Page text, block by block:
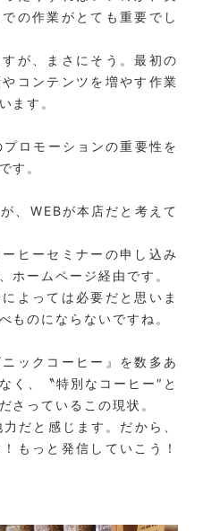
の作業がとても重要でし
が、まさにそう。最初の
コンテンツを増やす作業
ます。
ロモーションの重要性を
す。
、WEBが本店だと考えて
ヒーセミナーの申し込み
ホームページ経由です。
よっては必要だと思いま
ものにならないですね。
ックコーヒー』を数多あ
く、〝特別なコーヒー″と
さっているこの現状。
だと感じます。だから、
もっと発信していこう！